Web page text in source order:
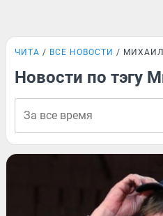
ЧИТА ВСЕ НОВОСТИ
Новости по тэгу